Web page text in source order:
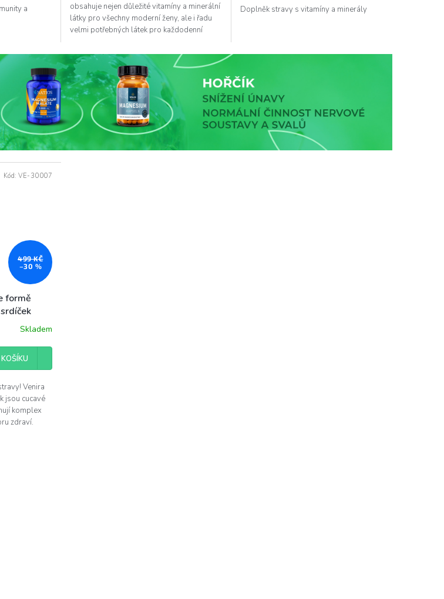
a
obsahuje nejen důležité vitamíny a minerální
látky pro všechny moderní ženy, ale i řadu
velmi potřebných látek pro každodenní
5
hvězdiček.
Doplněk stravy s vitamíny a minerály
499 KČ
–30 %
formě
Skladem
Venira
jsou cucavé
komplex
zdraví.
Kód:VE-30007